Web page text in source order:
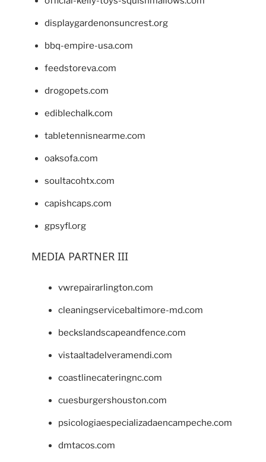
displaygardenonsuncrest.org
bbq-empire-usa.com
feedstoreva.com
drogopets.com
ediblechalk.com
tabletennisnearme.com
oaksofa.com
soultacohtx.com
capishcaps.com
gpsyfl.org
MEDIA PARTNER III
vwrepairarlington.com
cleaningservicebaltimore-md.com
beckslandscapeandfence.com
vistaaltadelveramendi.com
coastlinecateringnc.com
cuesburgershouston.com
psicologiaespecializadaencampeche.com
dmtacos.com